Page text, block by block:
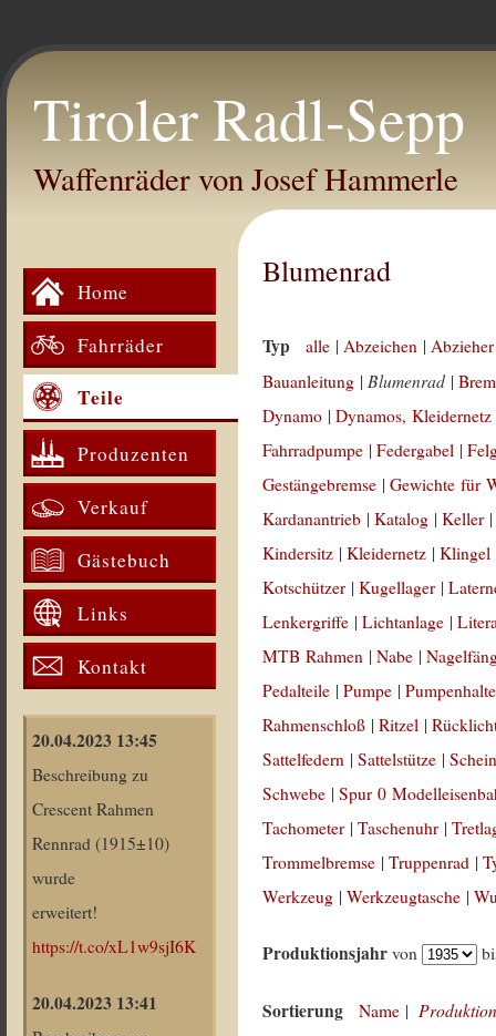
Tiroler Radl-Sepp
Waffenräder von Josef Hammerle
Home
Fahrräder
Teile
Produzenten
Verkauf
Gästebuch
Links
Kontakt
20.04.2023 13:45
Beschreibung zu
Crescent Rahmen
Rennrad (1915±10)
wurde
erweitert!
https://t.co/xL1w9sjI6K
20.04.2023 13:41
Blumenrad
Typ alle |Abzeichen |
Bauanleitung |Blumenrad |
Dynamo |Dynamos, Kleidernetz
Fahrradpumpe |Federgabel |
Gestängebremse |Gewichte für
Kardanantrieb |Katalog |Keller
Kindersitz |Kleidernetz |Klingel
Kotschützer |Kugellager |
Lenkergriffe |Lichtanlage |
MTB Rahmen |Nabe |
Pedalteile |Pumpe |
Rahmenschloß |Ritzel |
Sattelfedern |Sattelstütze |
Schwebe |Spur 0
Tachometer |Taschenuhr |
Trommelbremse |Truppenrad |
Werkzeug |Werkzeugtasche |
Produktionsjahr von
Sortierung Name |